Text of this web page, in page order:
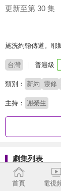
更新至第 30 集
施洗約翰傳道。耶
台灣 普遍級
類別： 新約 靈修
主持： 謝榮生
劇集列表
彼得後書-莊頌偉
首頁 電視